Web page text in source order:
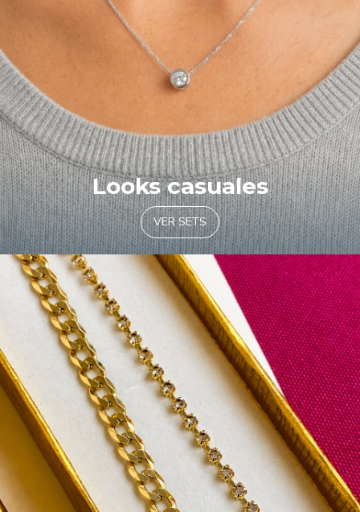
Looks casuales
VER SETS